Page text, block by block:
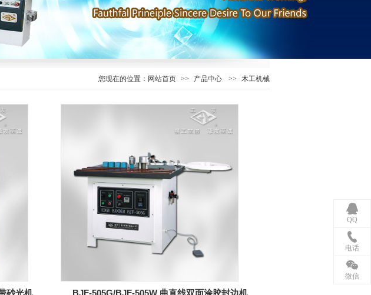
您现在的位置： 网站首页 >> 产品中心 >> 木工机械
砂光机 BJF-505G/BJF-505W 曲直线双面涂胶封边机
QQ
电话
微信